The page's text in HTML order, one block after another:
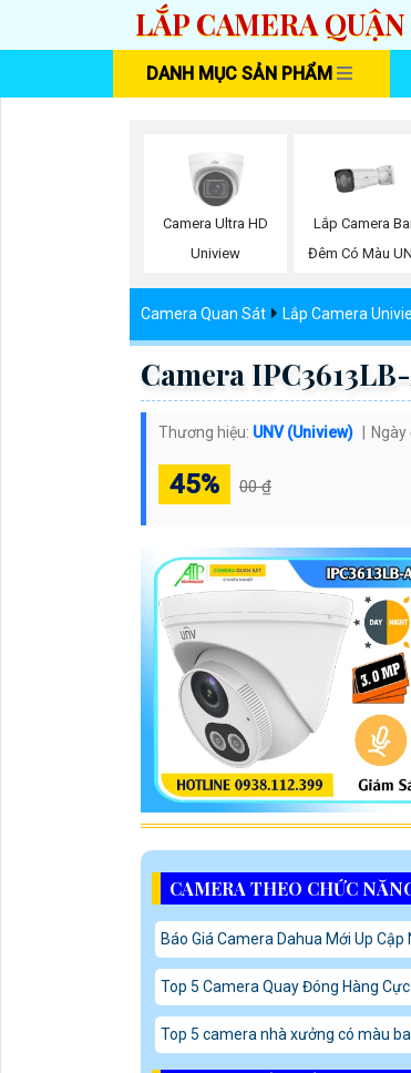
LẮP CAMERA QUẬN
DANH MỤC SẢN PHẨM
Camera Ultra HD
Uniview
Lắp Camera
Đêm Có Màu
Camera Quan Sát Lắp Camera
Camera
Thương hiệu: UNV (Uniview) Ngày
45% 00 ₫
CAMERA THEO CHỨC
Báo Giá Camera Dahua Mới Up Cập
Top 5 Camera Quay Đóng Hàng
Top 5 camera nhà xưởng có màu